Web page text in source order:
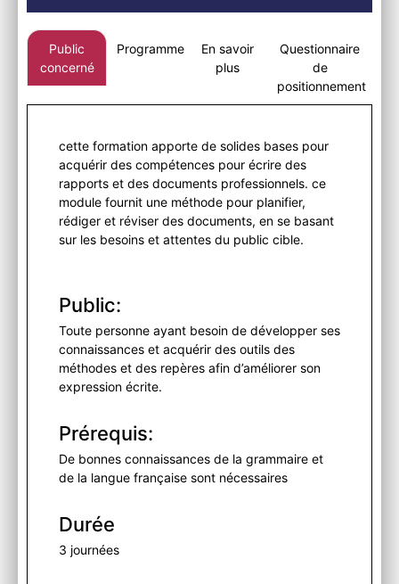
Public
concerné
Programme
En savoir
plus
Questionnaire
de
positionnement
cette formation apporte de solides bases pour
acquérir des compétences pour écrire des
rapports et des documents professionnels. ce
module fournit une méthode pour planifier,
rédiger et réviser des documents, en se basant
sur les besoins et attentes du public cible.
Public:
Toute personne ayant besoin de développer ses
connaissances et acquérir des outils des
méthodes et des repères afin d’améliorer son
expression écrite.
Prérequis:
De bonnes connaissances de la grammaire et
de la langue française sont nécessaires
Durée
3 journées